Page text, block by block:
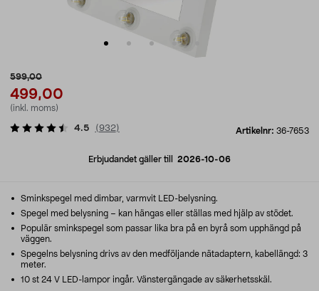
599,00
499,00
(inkl. moms)
Artikelnr: 36-7653
4.5 (932)
Erbjudandet gäller till 2026-10-06
Sminkspegel med dimbar, varmvit LED-belysning.
Spegel med belysning – kan hängas eller ställas med hjälp av stödet.
Populär sminkspegel som passar lika bra på en byrå som upphängd på
väggen.
Spegelns belysning drivs av den medföljande nätadaptern, kabellängd: 3
meter.
10 st 24 V LED-lampor ingår. Vänstergängade av säkerhetsskäl.